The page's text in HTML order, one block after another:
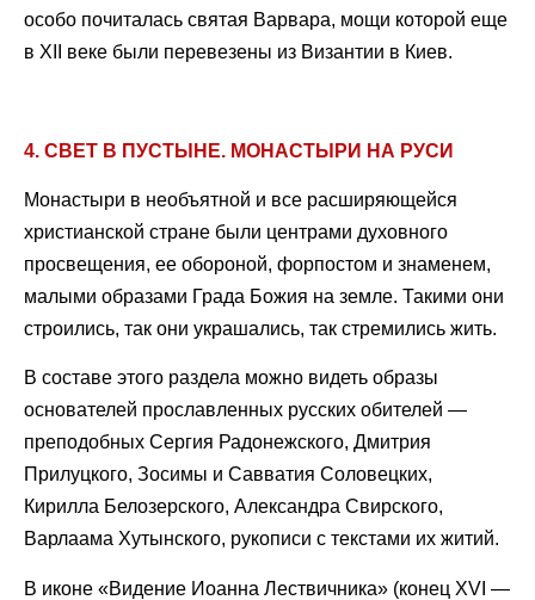
особо почиталась святая Варвара, мощи которой еще
в XII веке были перевезены из Византии в Киев.
4. СВЕТ В ПУСТЫНЕ. МОНАСТЫРИ НА РУСИ
Монастыри в необъятной и все расширяющейся
христианской стране были центрами духовного
просвещения, ее обороной, форпостом и знаменем,
малыми образами Града Божия на земле. Такими они
строились, так они украшались, так стремились жить.
В составе этого раздела можно видеть образы
основателей прославленных русских обителей —
преподобных Сергия Радонежского, Дмитрия
Прилуцкого, Зосимы и Савватия Соловецких,
Кирилла Белозерского, Александра Свирского,
Варлаама Хутынского, рукописи с текстами их житий.
В иконе «Видение Иоанна Лествичника» (конец XVI —